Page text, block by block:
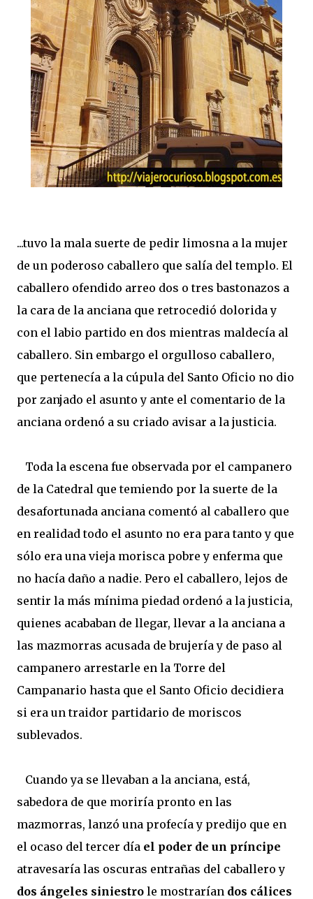
...tuvo la mala suerte de pedir limosna a la mujer
de un poderoso caballero que salía del templo. El
caballero ofendido arreo dos o tres bastonazos a
la cara de la anciana que retrocedió dolorida y
con el labio partido en dos mientras maldecía al
caballero. Sin embargo el orgulloso caballero,
que pertenecía a la cúpula del Santo Oficio no dio
por zanjado el asunto y ante el comentario de la
anciana ordenó a su criado avisar a la justicia.
Toda la escena fue observada por el campanero
de la Catedral que temiendo por la suerte de la
desafortunada anciana comentó al caballero que
en realidad todo el asunto no era para tanto y que
sólo era una vieja morisca pobre y enferma que
no hacía daño a nadie. Pero el caballero, lejos de
sentir la más mínima piedad ordenó a la justicia,
quienes acababan de llegar, llevar a la anciana a
las mazmorras acusada de brujería y de paso al
campanero arrestarle en la Torre del
Campanario hasta que el Santo Oficio decidiera
si era un traidor partidario de moriscos
sublevados.
Cuando ya se llevaban a la anciana, está,
sabedora de que moriría pronto en las
mazmorras, lanzó una profecía y predijo que en
el ocaso del tercer día el poder de un príncipe
atravesaría las oscuras entrañas del caballero y
dos ángeles siniestro le mostrarían dos cálices